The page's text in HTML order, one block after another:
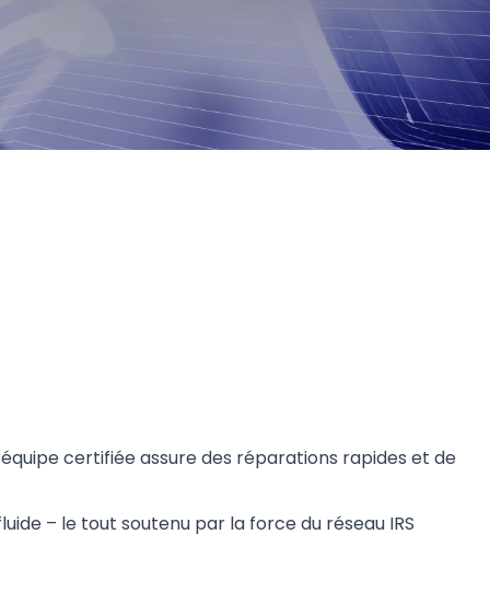
certifiée assure des réparations rapides et de
– le tout soutenu par la force du réseau IRS